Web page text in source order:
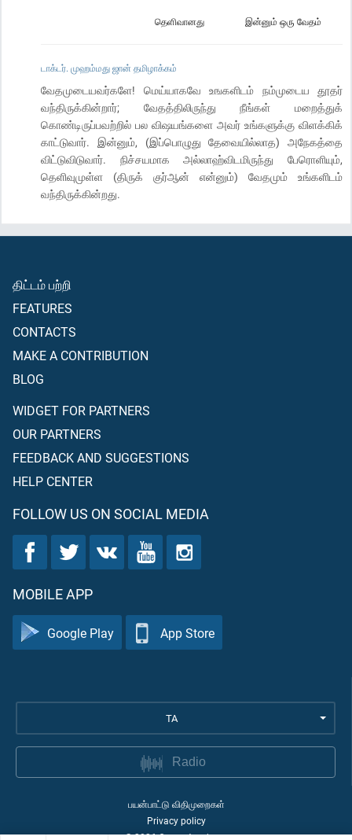
இன்னும் ஒரு வேதம்
தெளிவானது
டாக்டர். முஹம்மது ஜான் தமிழாக்கம்
வேதமுடையவர்களே! மெய்யாகவே உஙகளிடம் நம்முடைய தூதர்
வந்திருக்கின்றார்; வேதத்திலிருந்து நீங்கள் மறைத்துக்
கொண்டிருப்பவற்றில் பல விஷயங்களை அவர் உங்களுக்கு விளக்கிக்
காட்டுவார். இன்னும், (இப்பொழுது தேவையில்லாத) அநேகத்தை
விட்டுவிடுவார். நிச்சயமாக அல்லாஹ்விடமிருந்து பேரொளியும்,
தெளிவுமுள்ள (திருக் குர்ஆன் என்னும்) வேதமும் உங்களிடம்
வந்திருக்கின்றது.
திட்டம் பற்றி
FEATURES
CONTACTS
MAKE A CONTRIBUTION
BLOG
WIDGET FOR PARTNERS
OUR PARTNERS
FEEDBACK AND SUGGESTIONS
HELP CENTER
FOLLOW US ON SOCIAL MEDIA
MOBILE APP
Google Play App Store
TA
Radio
பயன்பாட்டு விதிமுறைகள்
Privacy policy
©2026Quran Academy